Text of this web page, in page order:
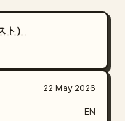
yumuşak
bloklarla
kaplayan
ekleyin:
metalik
）
22 May 2026
EN